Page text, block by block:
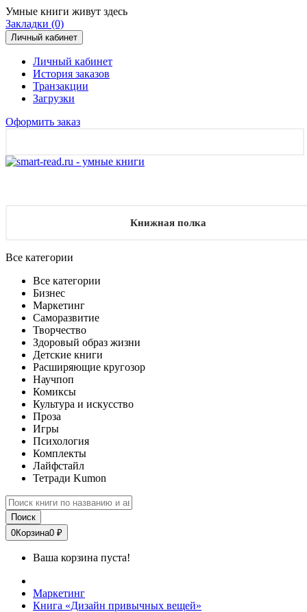
Умные книги живут здесь
Закладки (0)
Личный кабинет
Личный кабинет
История заказов
Транзакции
Загрузки
Оформить заказ
Книжная полка
Все категории
Все категории
Бизнес
Маркетинг
Саморазвитие
Творчество
Здоровый образ жизни
Детские книги
Расширяющие кругозор
Научпоп
Комиксы
Культура и искусство
Проза
Игры
Психология
Комплекты
Лайфстайл
Тетради Kumon
Поиск
0Корзина0 ₽
Ваша корзина пуста!
Маркетинг
Книга «Дизайн привычных вещей»